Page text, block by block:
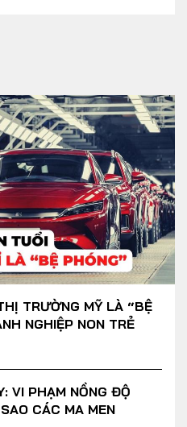
TRƯỜNG MỸ LÀ “BỆ
NGHIỆP NON TRẺ
VI PHẠM NỒNG ĐỘ
CÁC MA MEN